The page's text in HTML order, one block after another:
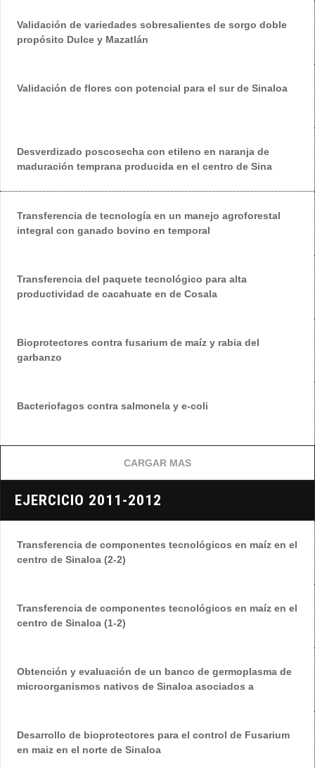
Validación de variedades sobresalientes de sorgo doble
propósito Dulce y Mazatlán
Validación de flores con potencial para el sur de Sinaloa
Desverdizado poscosecha con etileno en naranja de
maduración temprana producida en el centro de Sina
Transferencia de tecnología en un manejo agroforestal
integral con ganado bovino en temporal
Transferencia del paquete tecnológico para alta
productividad de cacahuate en de Cosala
Bioprotectores contra fusarium de maíz y rabia del
garbanzo
Bacteriofagos contra salmonela y e-coli
CARGAR MAS
EJERCICIO 2011-2012
Transferencia de componentes tecnológicos en maíz en el
centro de Sinaloa (2-2)
Transferencia de componentes tecnológicos en maíz en el
centro de Sinaloa (1-2)
Obtención y evaluación de un banco de germoplasma de
microorganismos nativos de Sinaloa asociados a
Desarrollo de bioprotectores para el control de Fusarium
en maiz en el norte de Sinaloa